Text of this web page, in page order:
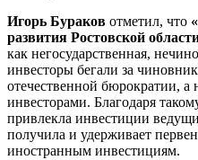
Игорь Бураков отметил, что
развития Ростовской
как негосударственная,
инвесторы бегали за
отечественной бюрократии, а
инвесторами. Благодаря
привлекла инвестиции
получила и удерживает
иностранным инвестициям.